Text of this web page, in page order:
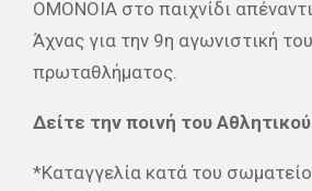
ΟΜΟΝΟΙΑ στο παιχνίδι
Άχνας για την 9η αγωνιστική του
πρωταθλήματος.
Δείτε την ποινή του
*Καταγγελία κατά του